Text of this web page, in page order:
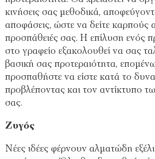
κινήσεις σας μεθοδικά,
αποφάσεις, ώστε να δείτε καρπούς
προσπάθειές σας. Η επίλυση ενός
στο γραφείο εξακολουθεί να σας
βασική σας προτεραιότητα,
προσπαθήστε να είστε κατά το
προβλέποντας και τον αντίκτυπο
σας.
Ζυγός
Νέες ιδέες φέρνουν αλματώδη